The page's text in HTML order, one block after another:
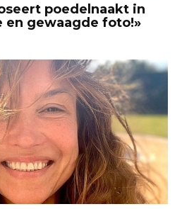
poedelnaakt in
en gewaagde foto!»